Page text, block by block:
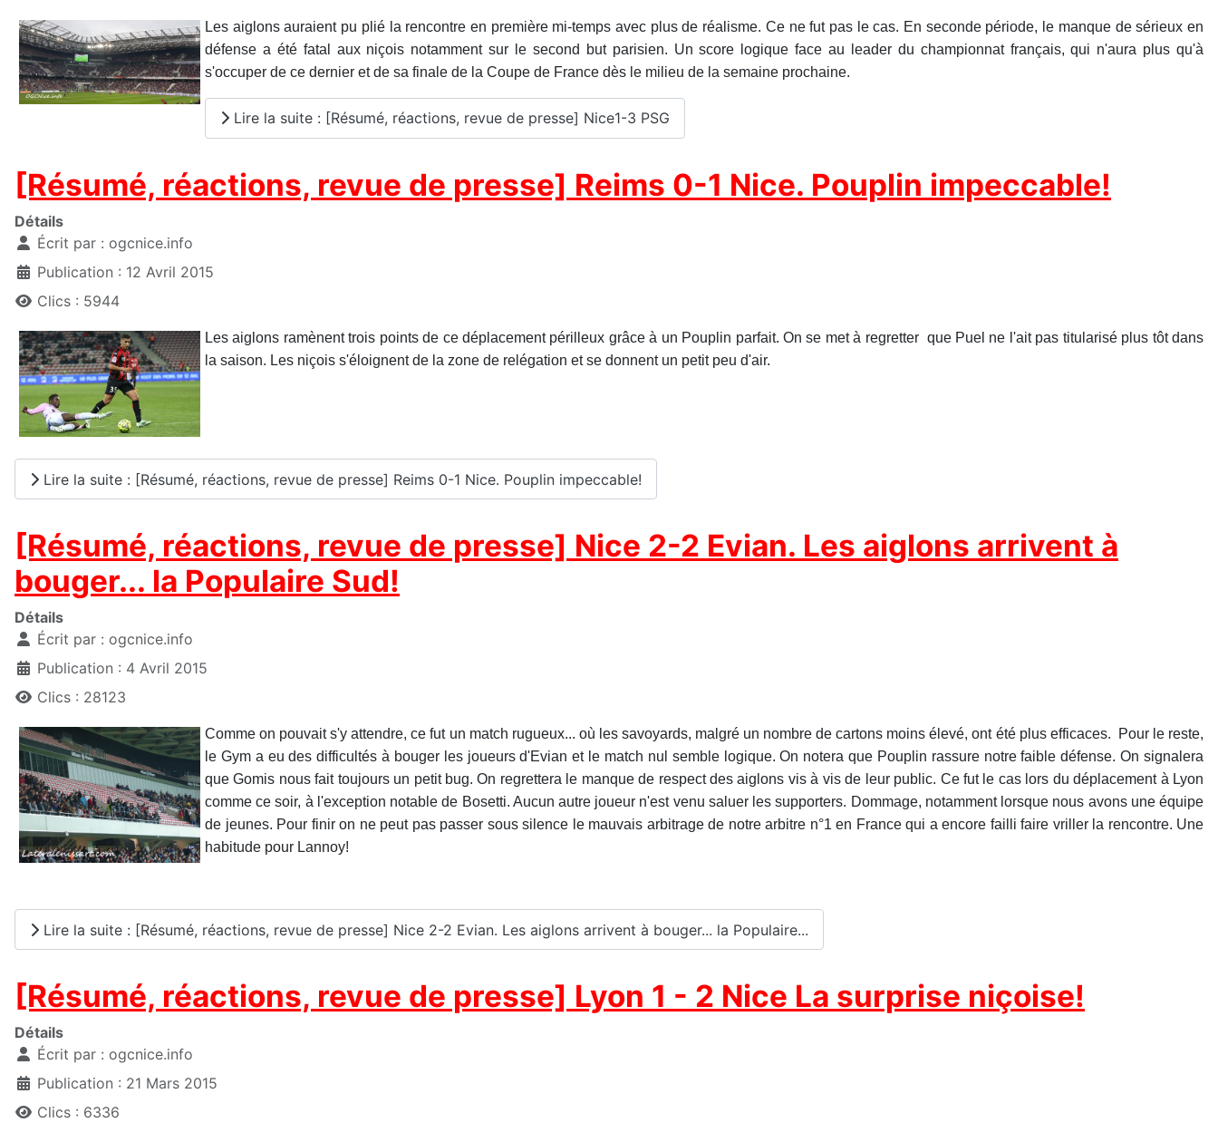
Les aiglons auraient pu plié la rencontre en première mi-temps avec plus de réalisme. Ce ne fut pas le cas. En seconde période, le manque de sérieux en
défense a été fatal aux niçois notamment sur le second but parisien. Un score logique face au leader du championnat français, qui n'aura plus qu'à
s'occuper de ce dernier et de sa finale de la Coupe de France dès le milieu de la semaine prochaine.
Lire la suite : [Résumé, réactions, revue de presse] Nice1-3 PSG
[Résumé, réactions, revue de presse] Reims 0-1 Nice. Pouplin impeccable!
Détails
Écrit par : ogcnice.info
Publication : 12 Avril 2015
Clics : 5944
Les aiglons ramènent trois points de ce déplacement périlleux grâce à un Pouplin parfait. On se met à regretter que Puel ne l'ait pas titularisé plus tôt dans
la saison. Les niçois s'éloignent de la zone de relégation et se donnent un petit peu d'air.
Lire la suite : [Résumé, réactions, revue de presse] Reims 0-1 Nice. Pouplin impeccable!
[Résumé, réactions, revue de presse] Nice 2-2 Evian. Les aiglons arrivent à
bouger... la Populaire Sud!
Détails
Écrit par : ogcnice.info
Publication : 4 Avril 2015
Clics : 28123
Comme on pouvait s'y attendre, ce fut un match rugueux... où les savoyards, malgré un nombre de cartons moins élevé, ont été plus efficaces. Pour le reste,
le Gym a eu des difficultés à bouger les joueurs d'Evian et le match nul semble logique. On notera que Pouplin rassure notre faible défense. On signalera
que Gomis nous fait toujours un petit bug. On regrettera le manque de respect des aiglons vis à vis de leur public. Ce fut le cas lors du déplacement à Lyon
comme ce soir, à l'exception notable de Bosetti. Aucun autre joueur n'est venu saluer les supporters. Dommage, notamment lorsque nous avons une équipe
de jeunes. Pour finir on ne peut pas passer sous silence le mauvais arbitrage de notre arbitre n°1 en France qui a encore failli faire vriller la rencontre. Une
habitude pour Lannoy!
Lire la suite : [Résumé, réactions, revue de presse] Nice 2-2 Evian. Les aiglons arrivent à bouger... la Populaire...
[Résumé, réactions, revue de presse] Lyon 1 - 2 Nice La surprise niçoise!
Détails
Écrit par : ogcnice.info
Publication : 21 Mars 2015
Clics : 6336